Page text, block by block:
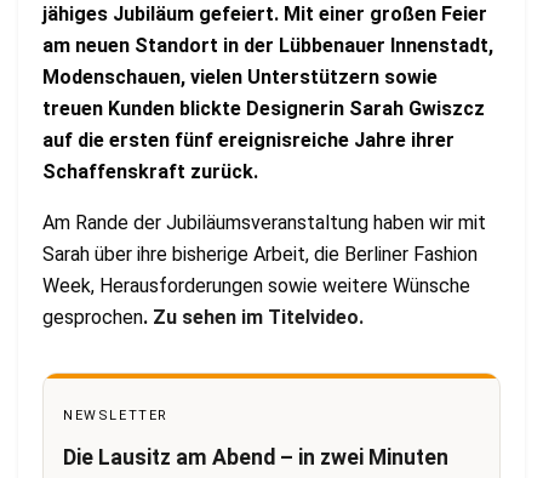
jähiges Jubiläum gefeiert. Mit einer großen Feier
am neuen Standort in der Lübbenauer Innenstadt,
Modenschauen, vielen Unterstützern sowie
treuen Kunden blickte Designerin Sarah Gwiszcz
auf die ersten fünf ereignisreiche Jahre ihrer
Schaffenskraft zurück.
Am Rande der Jubiläumsveranstaltung haben wir mit
Sarah über ihre bisherige Arbeit, die Berliner Fashion
Week, Herausforderungen sowie weitere Wünsche
gesprochen. Zu sehen im Titelvideo.
NEWSLETTER
Die Lausitz am Abend – in zwei Minuten